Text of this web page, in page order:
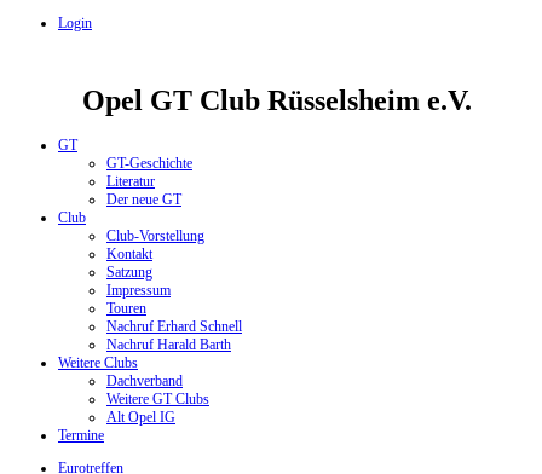
Login
Opel GT Club Rüsselsheim e.V.
GT
GT-Geschichte
Literatur
Der neue GT
Club
Club-Vorstellung
Kontakt
Satzung
Impressum
Touren
Nachruf Erhard Schnell
Nachruf Harald Barth
Weitere Clubs
Dachverband
Weitere GT Clubs
Alt Opel IG
Termine
Eurotreffen